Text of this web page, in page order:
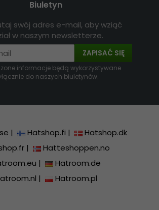
Biuletyn
swój adres e-mail, aby wziąć
w naszym newsletterze.
ZAPISAĆ SIĘ
informacje będą wykorzystywane
do naszych biuletynów.
| Hatshop.fi |
Hatshop.dk
|
Hatteshoppen.no
|
Hatroom.de
| Hatroom.pl